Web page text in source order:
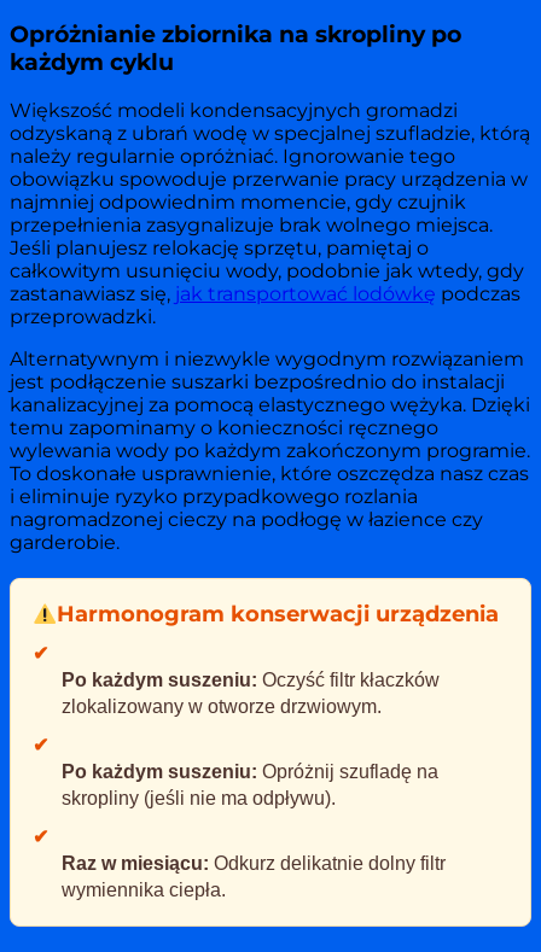
Opróżnianie zbiornika na skropliny po
każdym cyklu
Większość modeli kondensacyjnych gromadzi
odzyskaną z ubrań wodę w specjalnej szufladzie, którą
należy regularnie opróżniać. Ignorowanie tego
obowiązku spowoduje przerwanie pracy urządzenia w
najmniej odpowiednim momencie, gdy czujnik
przepełnienia zasygnalizuje brak wolnego miejsca.
Jeśli planujesz relokację sprzętu, pamiętaj o
całkowitym usunięciu wody, podobnie jak wtedy, gdy
zastanawiasz się, jak transportować lodówkę podczas
przeprowadzki.
Alternatywnym i niezwykle wygodnym rozwiązaniem
jest podłączenie suszarki bezpośrednio do instalacji
kanalizacyjnej za pomocą elastycznego wężyka. Dzięki
temu zapominamy o konieczności ręcznego
wylewania wody po każdym zakończonym programie.
To doskonałe usprawnienie, które oszczędza nasz czas
i eliminuje ryzyko przypadkowego rozlania
nagromadzonej cieczy na podłogę w łazience czy
garderobie.
Harmonogram konserwacji urządzenia
✔
Po każdym suszeniu: Oczyść filtr kłaczków
zlokalizowany w otworze drzwiowym.
✔
Po każdym suszeniu: Opróżnij szufladę na
skropliny (jeśli nie ma odpływu).
✔
Raz w miesiącu: Odkurz delikatnie dolny filtr
wymiennika ciepła.